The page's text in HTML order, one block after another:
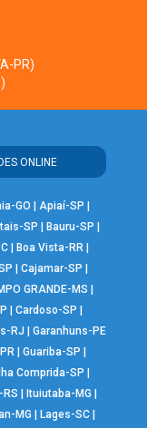
PR)
ONLINE
GO Apiaí-SP
SP Bauru-SP
Boa Vista-RR
Cajamar-SP
GRANDE-MS
Cardoso-SP
RJ
Garanhuns-PE
| Guariba-SP
Ilha Comprida-SP
RS Ituiutaba-MG
MG Lages-SC|